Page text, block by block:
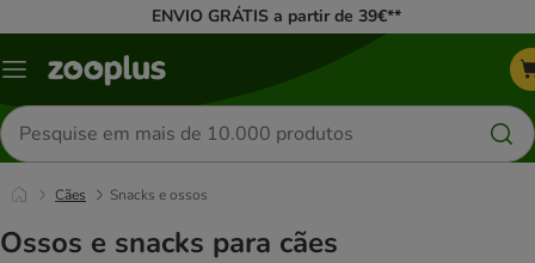
ENVIO GRÁTIS a partir de 39€**
Menu
Pesquisar
produtos
Cães Snacks e ossos
Ossos e snacks para cães